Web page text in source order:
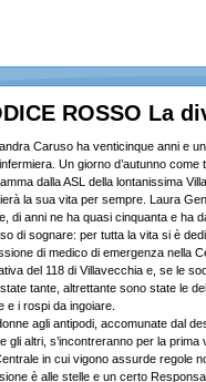
ROSSO La
Caruso ha venticinque anni e
Un giorno d’autunno come
dalla ASL della lontanissima
la sua vita per sempre. Laura
di anni ne ha quasi cinquanta e ha
di sognare: per tutta la vita si è
di medico di emergenza nella
del 118 di Villavecchia e, se le
tante, altrettante sono state le
e i rospi da ingoiare.
agli antipodi, accomunate dal
gli altri, s’incontreranno per la prima
in cui vigono assurde regole
è alle stelle e un certo